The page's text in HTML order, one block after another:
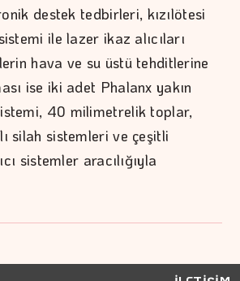
destek tedbirleri, kızılötesi
ile lazer ikaz alıcıları
hava ve su üstü tehditlerine
ise iki adet Phalanx yakın
40 milimetrelik toplar,
silah sistemleri ve çeşitli
sistemler aracılığıyla